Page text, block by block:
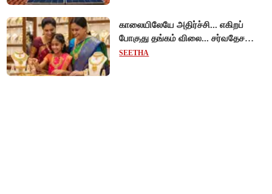
காலையிலேயே அதிர்ச்சி... எகிறப்
போகுது தங்கம் விலை... சர்வதேச
சந்தையில் $192 உயர்வு - இந்திய
SEETHA